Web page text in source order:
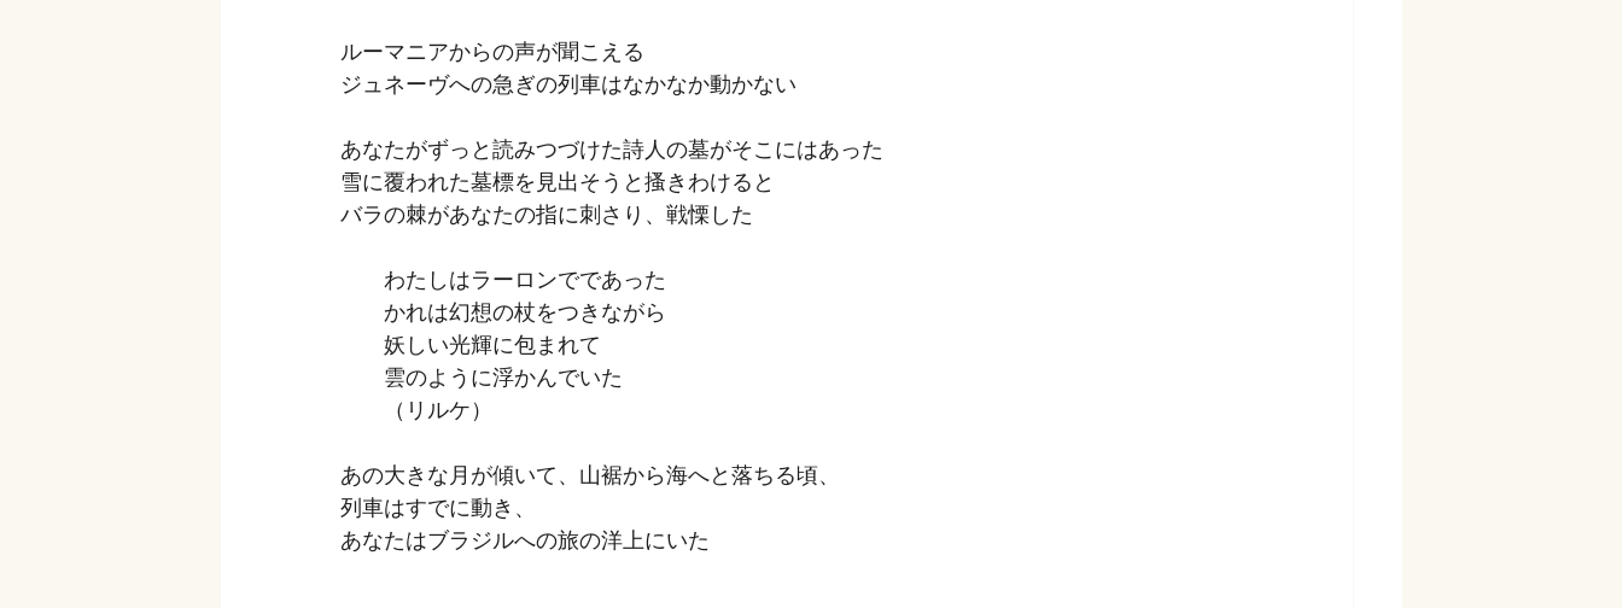
ルーマニアからの声が聞こえる
ジュネーヴへの急ぎの列車はなかなか動かない
あなたがずっと読みつづけた詩人の墓がそこにはあった
雪に覆われた墓標を見出そうと搔きわけると
バラの棘があなたの指に刺さり、戦慄した
わたしはラーロンでであった
かれは幻想の杖をつきながら
妖しい光輝に包まれて
雲のように浮かんでいた
（リルケ）
あの大きな月が傾いて、山裾から海へと落ちる頃、
列車はすでに動き、
あなたはブラジルへの旅の洋上にいた